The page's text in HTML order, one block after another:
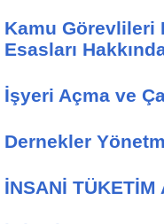
Kamu Görevlileri
Esasları
İşyeri Açma ve
Dernekler
İNSANİ